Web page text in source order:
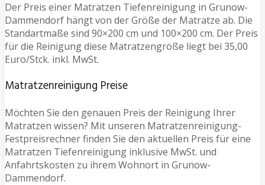
Der Preis einer Matratzen Tiefenreinigung in Grunow-
Dammendorf hängt von der Größe der Matratze ab. Die
Standartmaße sind 90×200 cm und 100×200 cm. Der Preis
für die Reinigung diese Matratzengröße liegt bei 35,00
Euro/Stck. inkl. MwSt.
Matratzenreinigung Preise
Möchten Sie den genauen Preis der Reinigung Ihrer
Matratzen wissen? Mit unseren Matratzenreinigung-
Festpreisrechner finden Sie den aktuellen Preis für eine
Matratzen Tiefenreinigung inklusive MwSt. und
Anfahrtskosten zu ihrem Wohnort in Grunow-
Dammendorf.